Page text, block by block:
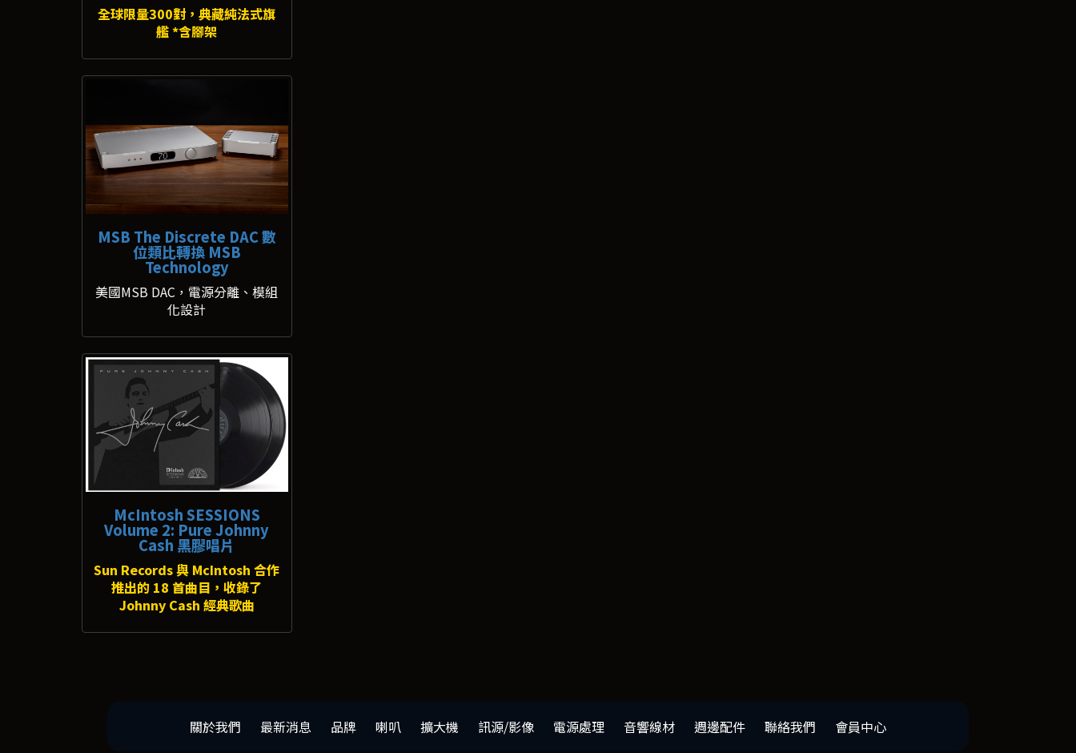
全球限量300對，典藏純法式旗
艦 *含腳架
MSB The Discrete DAC 數
位類比轉換 MSB
Technology
美國MSB DAC，電源分離、模組
化設計
McIntosh SESSIONS
Volume 2: Pure Johnny
Cash 黑膠唱片
Sun Records 與 McIntosh 合作
推出的 18 首曲目，收錄了
Johnny Cash 經典歌曲
關於我們 最新消息 品牌 喇叭 擴大機 訊源/影像 電源處理 音響線材 週邊配件 聯絡我們 會員中心